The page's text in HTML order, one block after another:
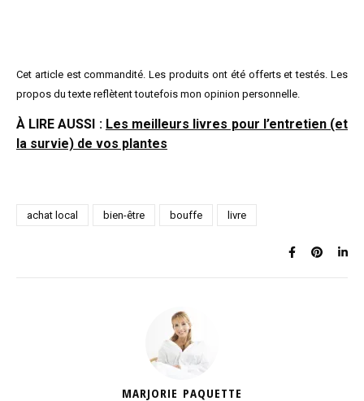
Cet article est commandité. Les produits ont été offerts et testés. Les
propos du texte reflètent toutefois mon opinion personnelle.
À LIRE AUSSI : Les meilleurs livres pour l’entretien (et
la survie) de vos plantes
achat local bien-être bouffe livre
MARJORIE PAQUETTE